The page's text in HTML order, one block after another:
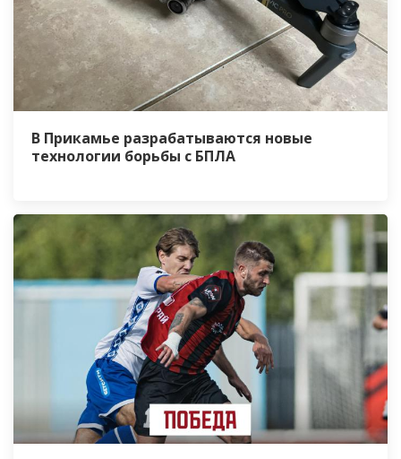
В Прикамье разрабатываются новые
технологии борьбы с БПЛА